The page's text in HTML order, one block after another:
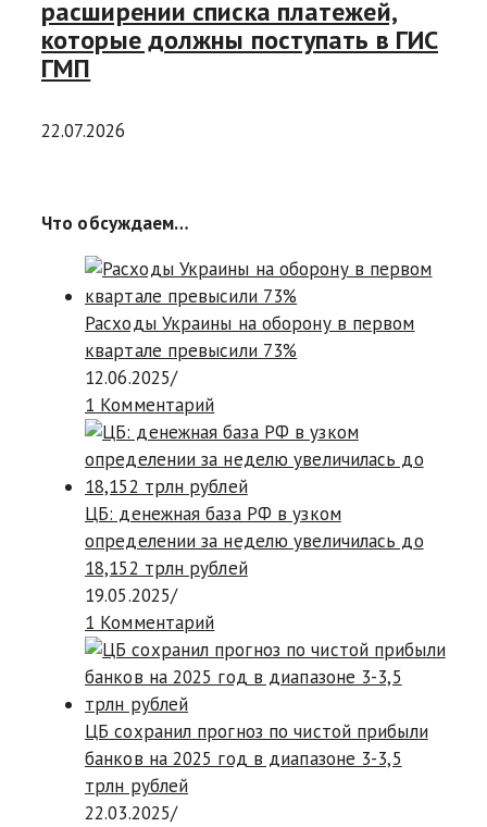
расширении списка платежей,
которые должны поступать в ГИС
ГМП
22.07.2026
Что обсуждаем…
Расходы Украины на оборону в первом
квартале превысили 73%
12.06.2025/
1 Комментарий
ЦБ: денежная база РФ в узком
определении за неделю увеличилась до
18,152 трлн рублей
19.05.2025/
1 Комментарий
ЦБ сохранил прогноз по чистой прибыли
банков на 2025 год в диапазоне 3-3,5
трлн рублей
22.03.2025/